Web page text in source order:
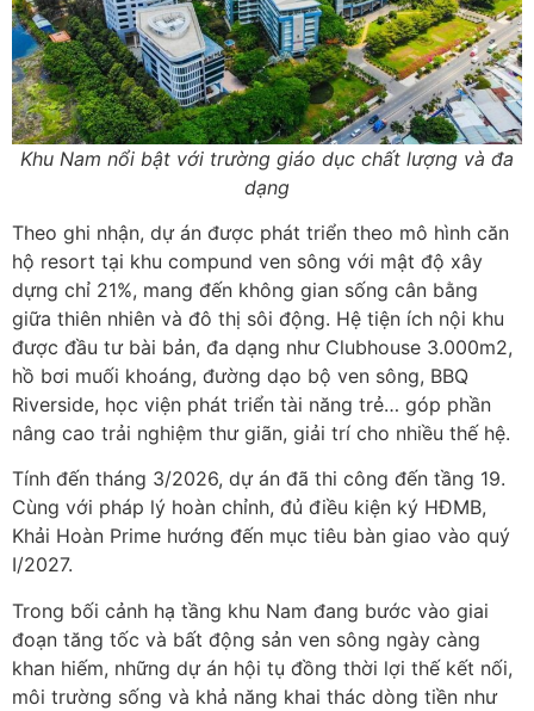
Khu Nam nổi bật với trường giáo dục chất lượng và đa
dạng
Theo ghi nhận, dự án được phát triển theo mô hình căn
hộ resort tại khu compund ven sông với mật độ xây
dựng chỉ 21%, mang đến không gian sống cân bằng
giữa thiên nhiên và đô thị sôi động. Hệ tiện ích nội khu
được đầu tư bài bản, đa dạng như Clubhouse 3.000m2,
hồ bơi muối khoáng, đường dạo bộ ven sông, BBQ
Riverside, học viện phát triển tài năng trẻ… góp phần
nâng cao trải nghiệm thư giãn, giải trí cho nhiều thế hệ.
Tính đến tháng 3/2026, dự án đã thi công đến tầng 19.
Cùng với pháp lý hoàn chỉnh, đủ điều kiện ký HĐMB,
Khải Hoàn Prime hướng đến mục tiêu bàn giao vào quý
I/2027.
Trong bối cảnh hạ tầng khu Nam đang bước vào giai
đoạn tăng tốc và bất động sản ven sông ngày càng
khan hiếm, những dự án hội tụ đồng thời lợi thế kết nối,
môi trường sống và khả năng khai thác dòng tiền như